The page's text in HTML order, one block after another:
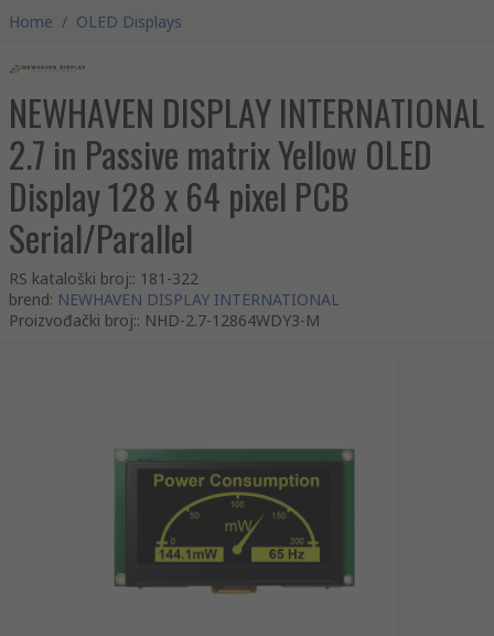
Home / OLED Displays
NEWHAVEN DISPLAY INTERNATIONAL
2.7 in Passive matrix Yellow OLED
Display 128 x 64 pixel PCB
Serial/Parallel
RS kataloški broj:: 181-322
brend: NEWHAVEN DISPLAY INTERNATIONAL
Proizvođački broj:: NHD-2.7-12864WDY3-M